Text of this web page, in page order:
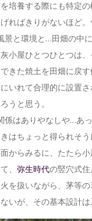
培養する際にも特定
ればきりがないほど
景と環境と…田畑の中
小屋ひとつひとつは
きた焼土を田畑に戻
いれて合理的に設置
うと思う。
係はありやなしや…あ
はちょっと得られそう
からみるに、たたら
、 弥生時代の竪穴式
を扱いながら、茅等
いが、その基本設計